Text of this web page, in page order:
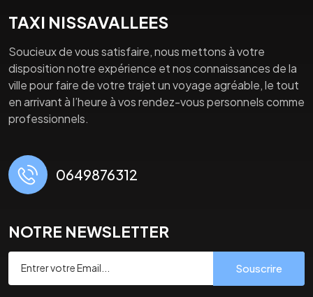
TAXI NISSAVALLEES
Soucieux de vous satisfaire, nous mettons à votre
disposition notre expérience et nos connaissances de la
ville pour faire de votre trajet un voyage agréable, le tout
en arrivant à l’heure à vos rendez-vous personnels comme
professionnels.
0649876312
NOTRE NEWSLETTER
Souscrire